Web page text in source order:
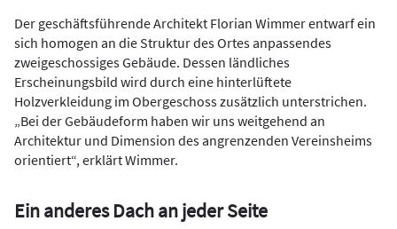
Der geschäftsführende Architekt Florian Wimmer entwarf ein
sich homogen an die Struktur des Ortes anpassendes
zweigeschossiges Gebäude. Dessen ländliches
Erscheinungsbild wird durch eine hinterlüftete
Holzverkleidung im Obergeschoss zusätzlich unterstrichen.
„Bei der Gebäudeform haben wir uns weitgehend an
Architektur und Dimension des angrenzenden Vereinsheims
orientiert“, erklärt Wimmer.
Ein anderes Dach an jeder Seite